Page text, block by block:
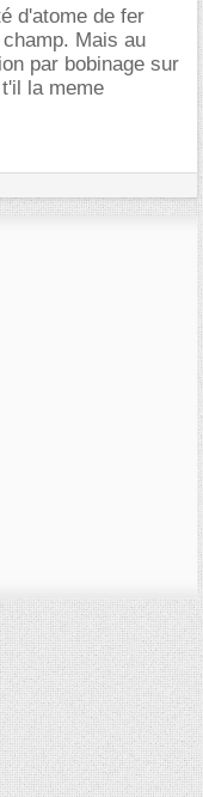
d'atome de fer
Mais au
par bobinage sur
la meme